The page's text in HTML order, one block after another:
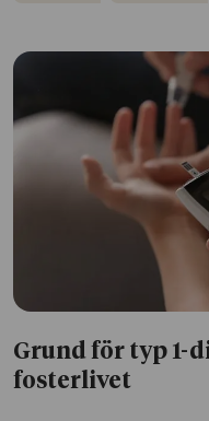
Grund för typ 1-
fosterlivet